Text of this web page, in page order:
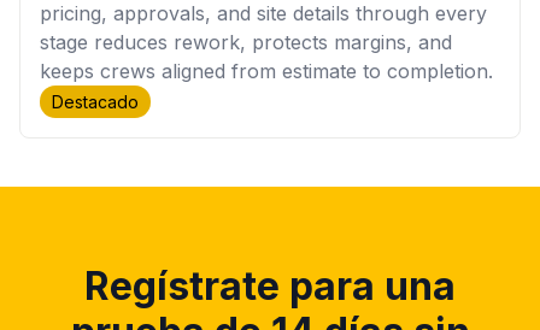
pricing, approvals, and site details through every
stage reduces rework, protects margins, and
keeps crews aligned from estimate to completion.
Destacado
Regístrate para una